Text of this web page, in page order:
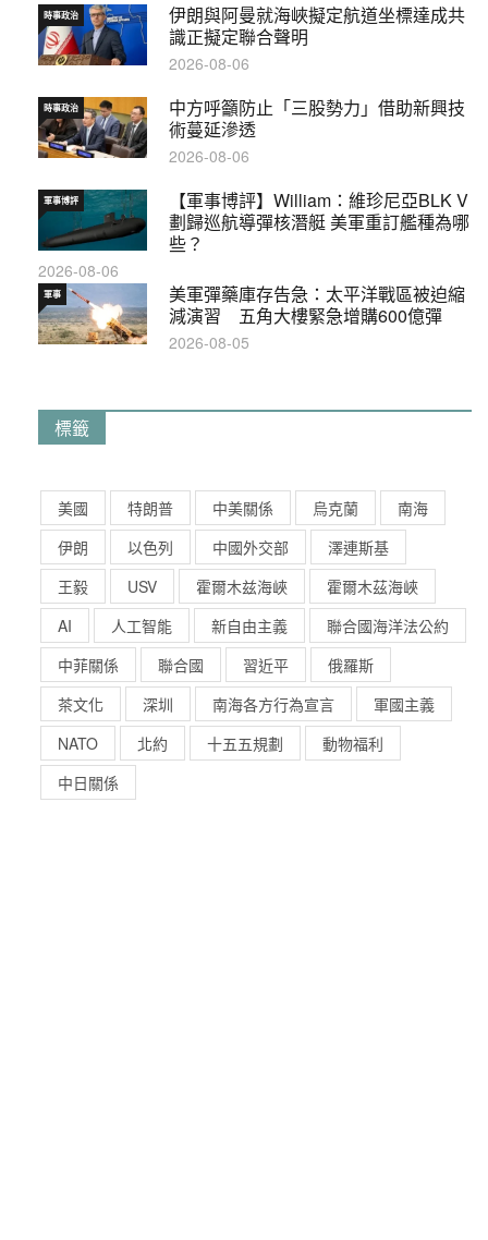
伊朗與阿曼就海峽擬定航道坐標達成共
識正擬定聯合聲明
時事政治
2026-08-06
中方呼籲防止「三股勢力」借助新興技
術蔓延滲透
時事政治
2026-08-06
【軍事博評】William：維珍尼亞BLK V
劃歸巡航導彈核潛艇 美軍重訂艦種為哪
些？
軍事博評
2026-08-06
美軍彈藥庫存告急：太平洋戰區被迫縮
減演習 五角大樓緊急增購600億彈
軍事
2026-08-05
標籤
美國 特朗普 中美關係 烏克蘭
南海
伊朗
以色列 中國外交部
澤連斯基
王毅
USV 霍爾木兹海峽
霍爾木茲海峽
AI
人工智能 新自由主義
聯合國海洋法公約
中菲關係
聯合國 習近平
俄羅斯
茶文化
深圳 南海各方行為宣言
軍國主義
NATO
北約 十五五規劃
動物福利
中日關係